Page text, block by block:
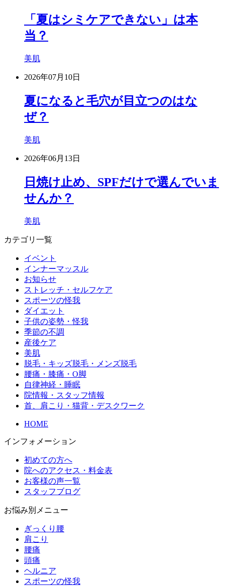
「夏はシミケアできない」は本
当？
美肌
2026年07月10日
夏になると毛穴が目立つのはな
ぜ？
美肌
2026年06月13日
日焼け止め、SPFだけで選んでいま
せんか？
美肌
カテゴリ一覧
イベント
インナーマッスル
お知らせ
ストレッチ・セルフケア
スポーツの怪我
ダイエット
子供の姿勢・怪我
季節の不調
産後ケア
美肌
脱毛・キッズ脱毛・メンズ脱毛
腰痛・膝痛・O脚
自律神経・睡眠
院情報・スタッフ情報
首、肩こり・猫背・デスクワーク
HOME
インフォメーション
初めての方へ
院へのアクセス・料金表
お客様の声一覧
スタッフブログ
お悩み別メニュー
ぎっくり腰
肩こり
腰痛
頭痛
ヘルニア
スポーツの怪我